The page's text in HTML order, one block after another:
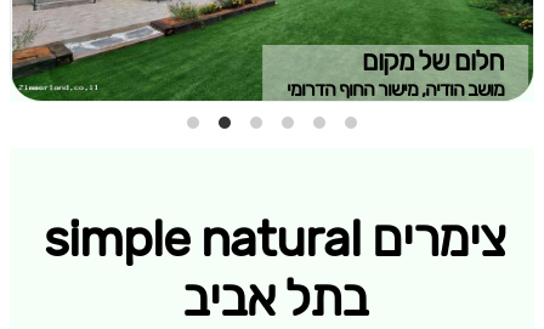
חלום של מקום
מושב הודיה, מישור החוף הדרומי
צימרים simple natural
בתל אביב